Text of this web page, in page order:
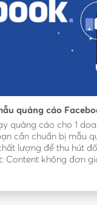
quảng cáo
quảng cáo cho 1
cần chuẩn bị mẫu
lượng để thu hút
Content không đơn